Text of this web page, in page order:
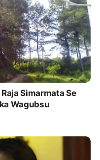
Simarmata Se
Wagubsu